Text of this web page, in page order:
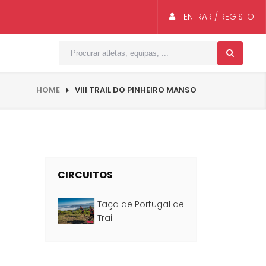
ENTRAR / REGISTO
HOME VIII TRAIL DO PINHEIRO MANSO
CIRCUITOS
Taça de Portugal de
Trail